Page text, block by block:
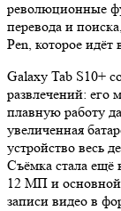
революционные
перевода и
Pen, которое идёт
Galaxy Tab S10+
развлечений: его
плавную работу
увеличенная
устройство весь
Съёмка стала ещё
12 МП и
записи видео в